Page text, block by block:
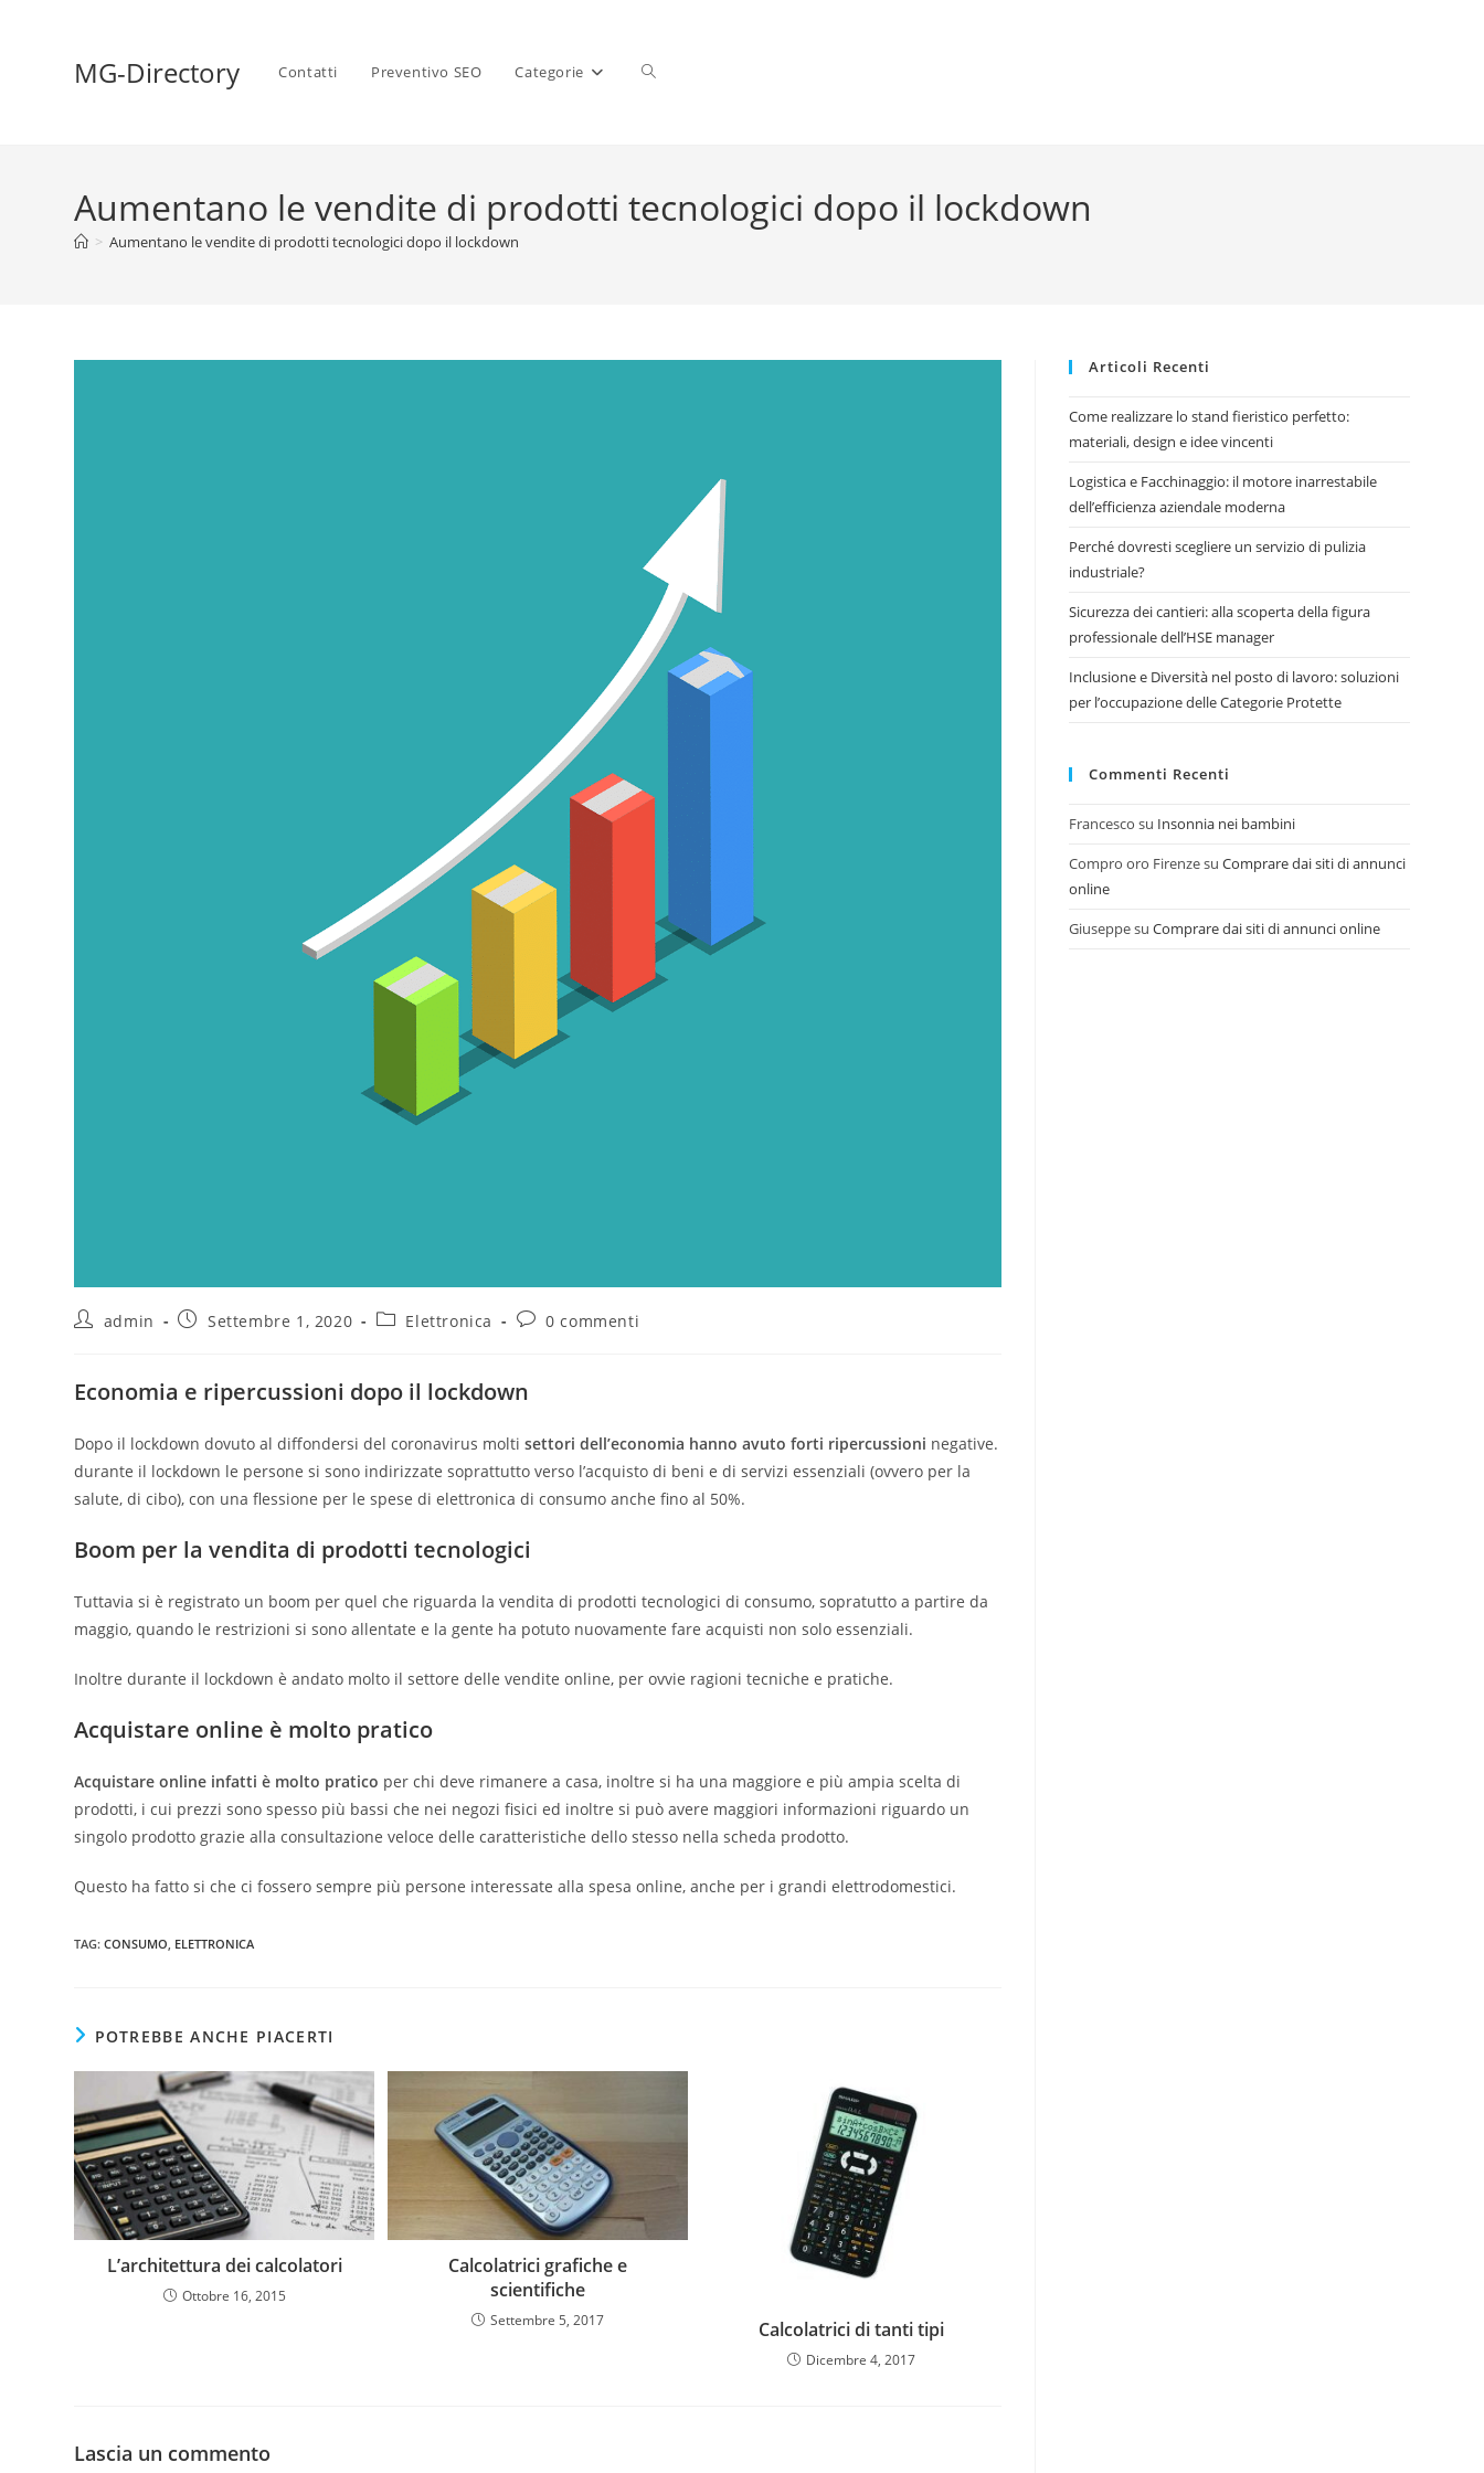
MG-Directory Contatti Preventivo SEO Categorie
Aumentano le vendite di prodotti tecnologici dopo il lockdown
> Aumentano le vendite di prodotti tecnologici dopo il lockdown
admin Settembre 1, 2020 Elettronica 0 commenti
Economia e ripercussioni dopo il lockdown
Dopo il lockdown dovuto al diffondersi del coronavirus moltisettori dell’economia hanno avuto forti ripercussioni negative.
durante il lockdown le persone si sono indirizzate soprattutto verso l’acquisto di beni e di servizi essenziali (ovvero per la
salute, di cibo), con una flessione per le spese di elettronica di consumo anche fino al 50%.
Boom per la vendita di prodotti tecnologici
Tuttavia si è registrato un boom per quel che riguarda la vendita di prodotti tecnologici di consumo, sopratutto a partire da
maggio, quando le restrizioni si sono allentate e la gente ha potuto nuovamente fare acquisti non solo essenziali.
Inoltre durante il lockdown è andato molto il settore delle vendite online, per ovvie ragioni tecniche e pratiche.
Acquistare online è molto pratico
Acquistare online infatti è molto pratico per chi deve rimanere a casa, inoltre si ha una maggiore e più ampia scelta di
prodotti, i cui prezzi sono spesso più bassi che nei negozi fisici ed inoltre si può avere maggiori informazioni riguardo un
singolo prodotto grazie alla consultazione veloce delle caratteristiche dello stesso nella scheda prodotto.
Questo ha fatto si che ci fossero sempre più persone interessate alla spesa online, anche per i grandi elettrodomestici.
TAG:CONSUMO ELETTRONICA
POTREBBE ANCHE PIACERTI
L’architettura dei calcolatori
Ottobre 16, 2015
Calcolatrici grafiche e
scientifiche
Settembre 5, 2017 Calcolatrici di tanti tipi
Dicembre 4, 2017
Lascia un commento
Articoli Recenti
Come realizzare lo stand fieristico perfetto:
materiali, design e idee vincenti
Logistica e Facchinaggio: il motore inarrestabile
dell’efficienza aziendale moderna
Perché dovresti scegliere un servizio di pulizia
industriale?
Sicurezza dei cantieri: alla scoperta della figura
professionale dell’HSE manager
Inclusione e Diversità nel posto di lavoro: soluzioni
per l’occupazione delle Categorie Protette
Commenti Recenti
Francesco su Insonnia nei bambini
Compro oro FirenzesuComprare dai siti di annunci
online
GiuseppesuComprare dai siti di annunci online